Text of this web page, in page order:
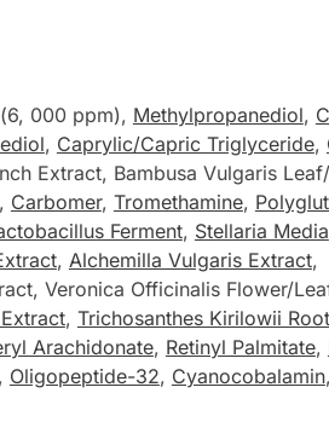
000 ppm), Methylpropanediol,
, Caprylic/Capric Triglyceride,
Extract, Bambusa Vulgaris
Carbomer, Tromethamine,
Ferment, Stellaria Media
, Alchemilla Vulgaris Extract,
Veronica Officinalis Flower/
, Trichosanthes Kirilowii
Arachidonate, Retinyl Palmitate,
, Oligopeptide-32, Cyanocobalamin,